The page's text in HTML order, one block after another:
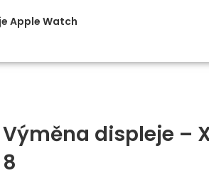
Apple Watch
Výměna displeje –
8